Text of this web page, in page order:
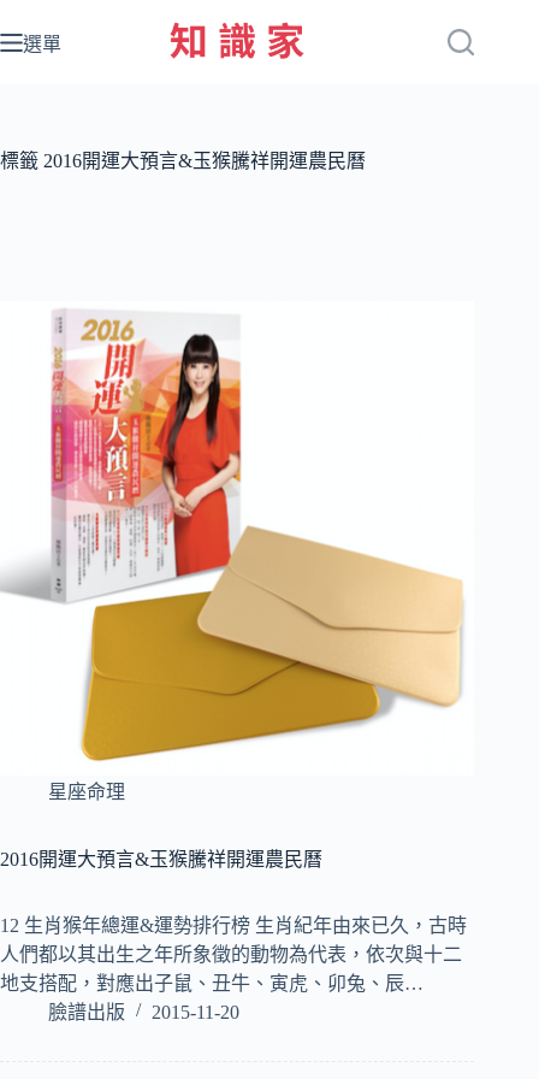
至
容
選單
標籤 2016開運大預言&玉猴騰祥開運農民曆
星座命理
2016開運大預言&玉猴騰祥開運農民曆
12 生肖猴年總運&運勢排行榜 生肖紀年由來已久，古時
人們都以其出生之年所象徵的動物為代表，依次與十二
地支搭配，對應出子鼠、丑牛、寅虎、卯兔、辰…
臉譜出版
2015-11-20